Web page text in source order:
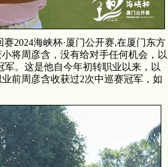
2024海峡杯·厦门公开赛,在厦门东方
将周彦含，没有给对手任何机会，以
军。这是他自今年初转职业以来，以
前周彦含收获过2次中巡赛冠军，如